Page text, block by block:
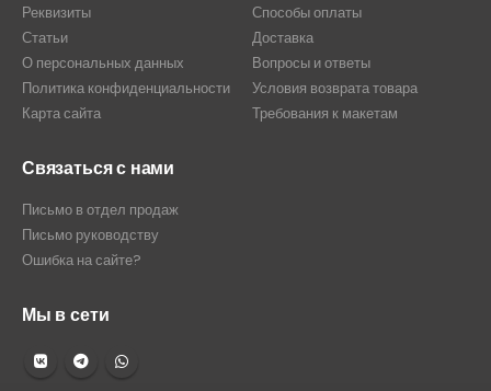
Реквизиты
Статьи
О персональных данных
Политика конфиденциальности
Карта сайта
Способы оплаты
Доставка
Вопросы и ответы
Условия возврата товара
Требования к макетам
Связаться с нами
Письмо в отдел продаж
Письмо руководству
Ошибка на сайте?
Мы в сети